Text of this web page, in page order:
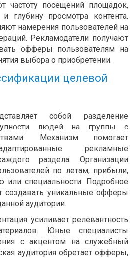
частоту посещений площадок,
глубину просмотра контента.
намерения пользователей на
Рекламодатели получают
офферы пользователям на
выбора о приобретении.
целевой
собой разделение
людей на группы с
Механизм помогает
рекламные
раздела. Организации
по летам, прибыли,
или специальности. Подробное
создавать уникальные офферы
аудитории.
усиливает релевантность
Юные специалисты
с акцентом на служебный
аудитория обретает офферы,